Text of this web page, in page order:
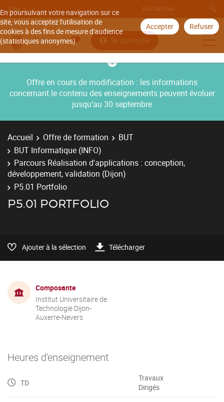
En poursuivant votre navigation sur ce
site, vous acceptez l'utilisation de
cookies à des fins de mesure d'audience
(statistiques anonymes).
Accepter Refuser
Aller à
Se connecter
Offre en cours de modification : les informations
concernant le contenu des enseignements peuvent évoluer
jusqu’au 30 septembre
Accueil Offre de formation
BUT
BUT Informatique (INFO)
Parcours Réalisation d'applications : conception,
développement, validation (Dijon)
P5.01 Portfolio
P5.01 PORTFOLIO
Ajouter à la sélection Télécharger
Composante
Institut Universitaire de
Technologie Dijon-
Auxerre-Nevers
Heures d'enseignement
TD
Travaux
Dirigés